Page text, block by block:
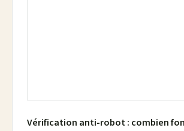
Vérification anti-robot : combien